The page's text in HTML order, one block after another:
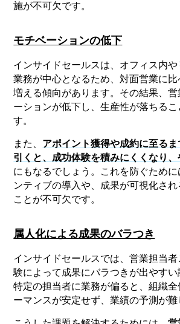
施が不可欠です。
モチベーションの低下
インサイドセールスは、オフィス内
業務が中心となるため、対面営業に
増える傾向があります。その結果、
ーションが低下し、生産性が落ちるこ
す。
また、 アポイント獲得や成約に至る
引くと、成功体験を積みにくくなり、
にもなるでしょう。これを防ぐため
ンティブの導入や、成果が可視化さ
ことが不可欠です。
属人化による成果のバラつき
インサイドセールスでは、営業担当
験によって成果にバラつきが出やすい
特定の担当者に業務が偏ると、組織
ーマンスが安定せず、業績の予測が難